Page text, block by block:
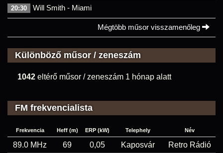
20:30 Will Smith - Miami
Mégtöbb műsor visszamenőleg
Különböző műsor / zeneszám
1042 eltérő műsor / zeneszám 1 hónap alatt
FM frekvencialista
Frekvencia Heff (m) ERP (kW) Telephely Név
89.0 MHz 69 0,05 Kaposvár
Retro Rádió